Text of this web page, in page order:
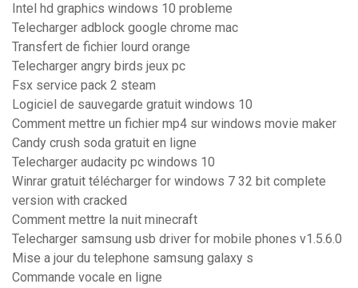
Intel hd graphics windows 10 probleme
Telecharger adblock google chrome mac
Transfert de fichier lourd orange
Telecharger angry birds jeux pc
Fsx service pack 2 steam
Logiciel de sauvegarde gratuit windows 10
Comment mettre un fichier mp4 sur windows movie maker
Candy crush soda gratuit en ligne
Telecharger audacity pc windows 10
Winrar gratuit télécharger for windows 7 32 bit complete
version with cracked
Comment mettre la nuit minecraft
Telecharger samsung usb driver for mobile phones v1.5.6.0
Mise a jour du telephone samsung galaxy s
Commande vocale en ligne